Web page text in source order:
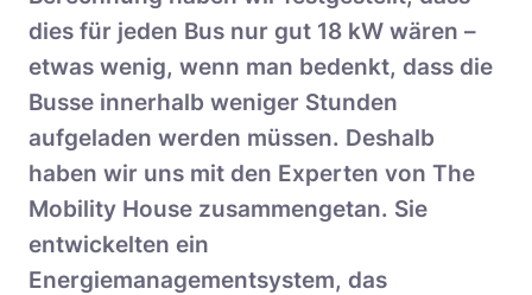
dies für jeden Bus nur gut 18 kW wären –
etwas wenig, wenn man bedenkt, dass die
Busse innerhalb weniger Stunden
aufgeladen werden müssen. Deshalb
haben wir uns mit den Experten von The
Mobility House zusammengetan. Sie
entwickelten ein
Energiemanagementsystem, das